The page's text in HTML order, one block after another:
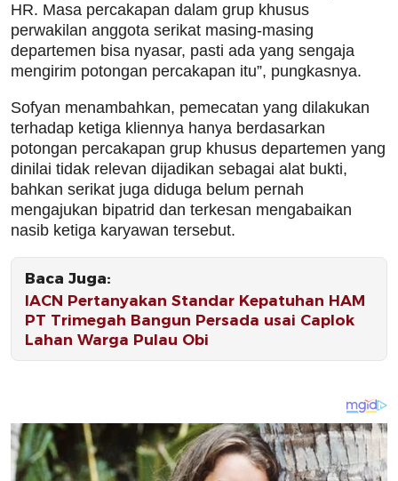
HR. Masa percakapan dalam grup khusus
perwakilan anggota serikat masing-masing
departemen bisa nyasar, pasti ada yang sengaja
mengirim potongan percakapan itu”, pungkasnya.
Sofyan menambahkan, pemecatan yang dilakukan
terhadap ketiga kliennya hanya berdasarkan
potongan percakapan grup khusus departemen yang
dinilai tidak relevan dijadikan sebagai alat bukti,
bahkan serikat juga diduga belum pernah
mengajukan bipatrid dan terkesan mengabaikan
nasib ketiga karyawan tersebut.
Baca Juga:
IACN Pertanyakan Standar Kepatuhan HAM
PT Trimegah Bangun Persada usai Caplok
Lahan Warga Pulau Obi